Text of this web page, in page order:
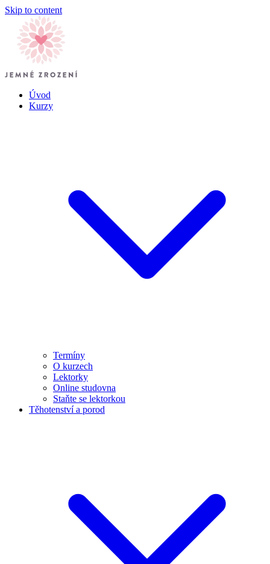
Skip to content
Úvod
Kurzy
Termíny
O kurzech
Lektorky
Online studovna
Staňte se lektorkou
Těhotenství a porod